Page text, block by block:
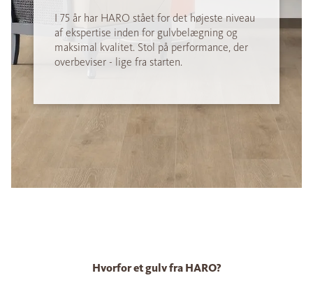
I 75 år har HARO stået for det højeste niveau
af ekspertise inden for gulvbelægning og
maksimal kvalitet. Stol på performance, der
overbeviser - lige fra starten.
Hvorfor et gulv fra HARO?